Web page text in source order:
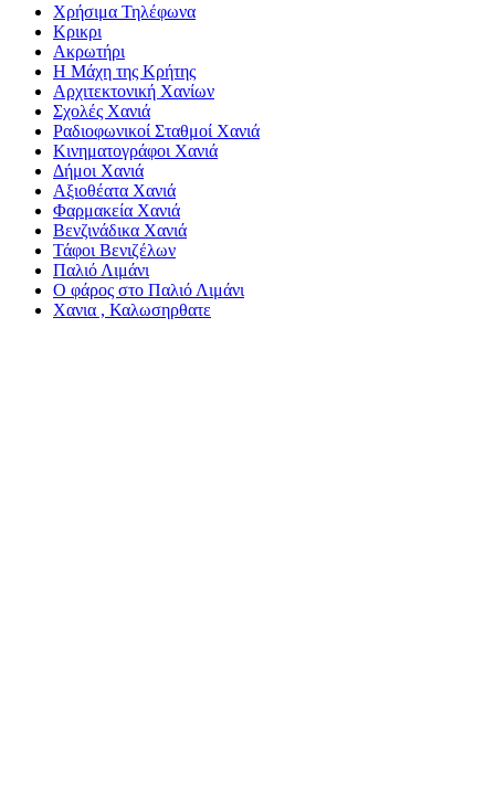
Χρήσιμα Τηλέφωνα
Κρικρι
Ακρωτήρι
Η Μάχη της Κρήτης
Αρχιτεκτονική Χανίων
Σχολές Χανιά
Ραδιοφωνικοί Σταθμοί Χανιά
Κινηματογράφοι Χανιά
Δήμοι Χανιά
Αξιοθέατα Χανιά
Φαρμακεία Χανιά
Βενζινάδικα Χανιά
Τάφοι Βενιζέλων
Παλιό Λιμάνι
Ο φάρος στο Παλιό Λιμάνι
Χανια , Καλωσηρθατε